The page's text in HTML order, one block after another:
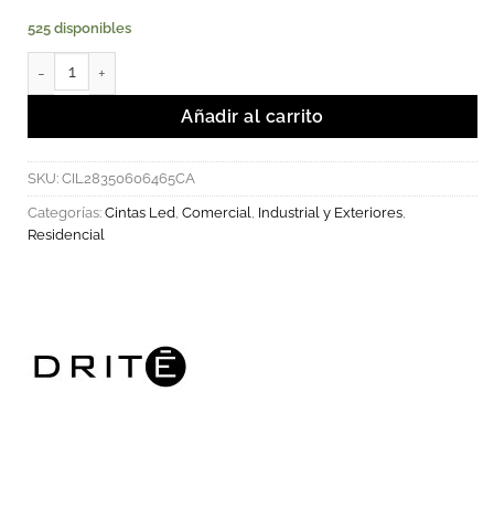
525 disponibles
AURORA - Cinta LED 64LED/m 6.5W. cantidad
Añadir al carrito
SKU: CIL28350606465CA
Categorías: Cintas Led Comercial Industrial y Exteriores
Residencial